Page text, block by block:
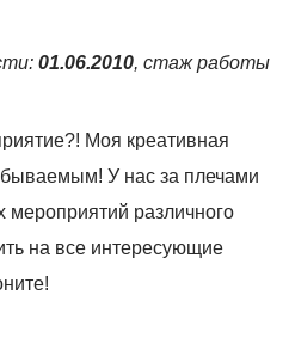
01.06.2010, стаж работы
Моя креативная
У нас за плечами
мероприятий различного
на все интересующие